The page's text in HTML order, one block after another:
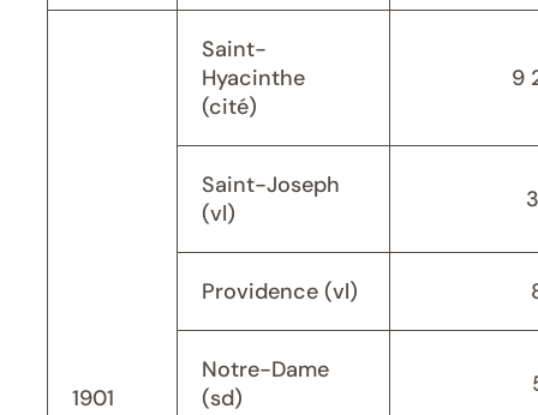
1901
Saint-
Hyacinthe
(cité)
9
Saint-Joseph
(vl)
Providence (vl)
Notre-Dame
(sd)